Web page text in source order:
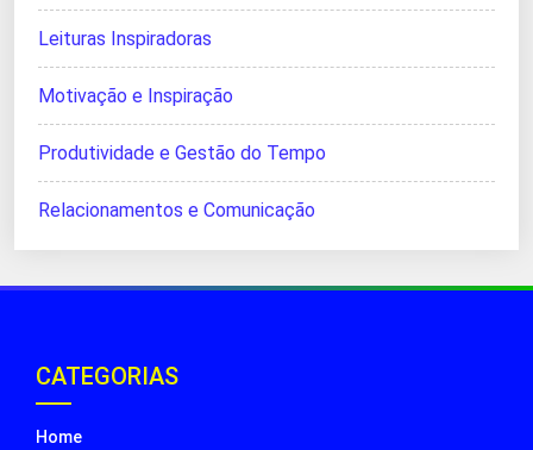
Leituras Inspiradoras
Motivação e Inspiração
Produtividade e Gestão do Tempo
Relacionamentos e Comunicação
CATEGORIAS
Home